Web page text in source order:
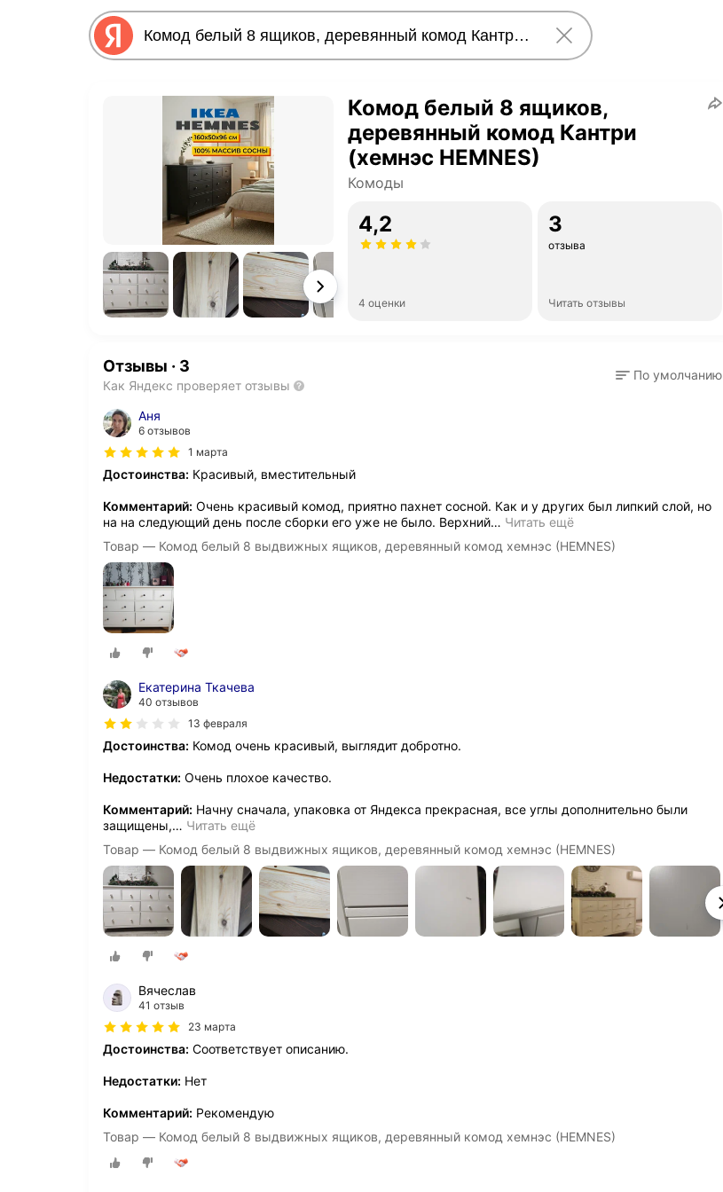
Комод белый 8 ящиков,
деревянный комод Кантри
(хемнэс HEMNES)
Комоды
4,2
4 оценки
3
отзыва
Читать отзывы
Отзывы · 3
Как Яндекс проверяет отзывы
По умолчанию
Аня
6 отзывов
1 марта
Достоинства: Красивый, вместительный
Комментарий: Очень красивый комод, приятно пахнет сосной. Как и у других был липкий слой, но
на на следующий день после сборки его уже не было. Верхний… Читать ещё
Товар — Комод белый 8 выдвижных ящиков, деревянный комод хемнэс (HEMNES)
Екатерина Ткачева
40 отзывов
13 февраля
Достоинства: Комод очень красивый, выглядит добротно.
Недостатки: Очень плохое качество.
Комментарий: Начну сначала, упаковка от Яндекса прекрасная, все углы дополнительно были
защищены,… Читать ещё
Товар — Комод белый 8 выдвижных ящиков, деревянный комод хемнэс (HEMNES)
Вячеслав
41 отзыв
23 марта
Достоинства: Соответствует описанию.
Недостатки: Нет
Комментарий: Рекомендую
Товар — Комод белый 8 выдвижных ящиков, деревянный комод хемнэс (HEMNES)